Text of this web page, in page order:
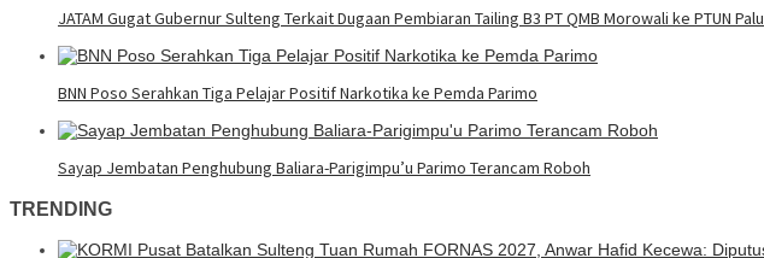
JATAM Gugat Gubernur Sulteng Terkait Dugaan Pembiaran Tailing B3 PT QMB Morowali ke PTUN Palu
BNN Poso Serahkan Tiga Pelajar Positif Narkotika ke Pemda Parimo
Sayap Jembatan Penghubung Baliara-Parigimpu’u Parimo Terancam Roboh
TRENDING